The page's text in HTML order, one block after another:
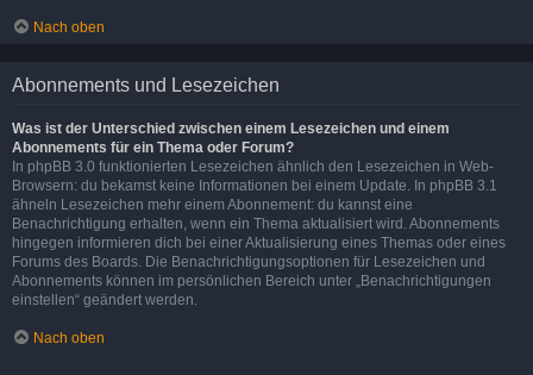
Nach oben
Abonnements und Lesezeichen
Was ist der Unterschied zwischen einem Lesezeichen und einem
Abonnements für ein Thema oder Forum?
In phpBB 3.0 funktionierten Lesezeichen ähnlich den Lesezeichen in Web-
Browsern: du bekamst keine Informationen bei einem Update. In phpBB 3.1
ähneln Lesezeichen mehr einem Abonnement: du kannst eine
Benachrichtigung erhalten, wenn ein Thema aktualisiert wird. Abonnements
hingegen informieren dich bei einer Aktualisierung eines Themas oder eines
Forums des Boards. Die Benachrichtigungsoptionen für Lesezeichen und
Abonnements können im persönlichen Bereich unter „Benachrichtigungen
einstellen“ geändert werden.
Nach oben